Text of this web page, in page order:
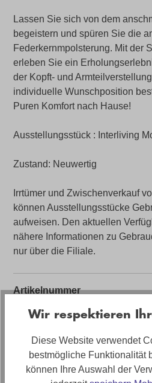
Lassen Sie sich von dem
begeistern und spüren Sie die
Federkernmpolsterung. Mit der
erleben Sie ein
der Kopft- und
individuelle Wunschposition
Puren Komfort nach Hause!
Ausstellungsstück : Interliving
Zustand: Neuwertig
Irrtümer und Zwischenverkauf
können Ausstellungsstücke
aufweisen. Den aktuellen
nähere Informationen zu
nur über die Filiale.
Artikelnummer
Silver
Bezug
Wir respektieren
Diese Website verwendet
bestmögliche Funktionalität
können Ihre Auswahl der